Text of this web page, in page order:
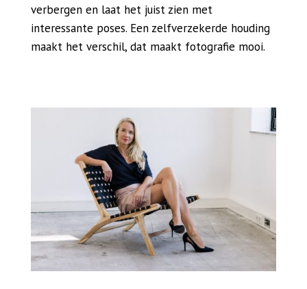
verbergen en laat het juist zien met
interessante poses. Een zelfverzekerde houding
maakt het verschil, dat maakt fotografie mooi.